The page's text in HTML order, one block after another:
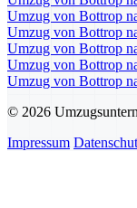
Umzug von Bottrop
Umzug von Bottrop
Umzug von Bottrop
Umzug von Bottrop
Umzug von Bottrop
© 2026
Impressum